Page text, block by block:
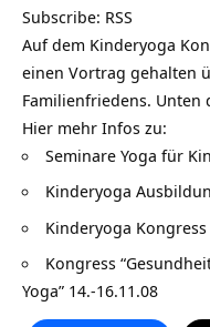
Subscribe: RSS
Auf dem Kinderyoga
einen Vortrag gehalten
Familienfriedens. Unten
Hier mehr Infos zu:
Seminare Yoga für
Kinderyoga
Kinderyoga
Kongress
Yoga” 14.-16.11.08